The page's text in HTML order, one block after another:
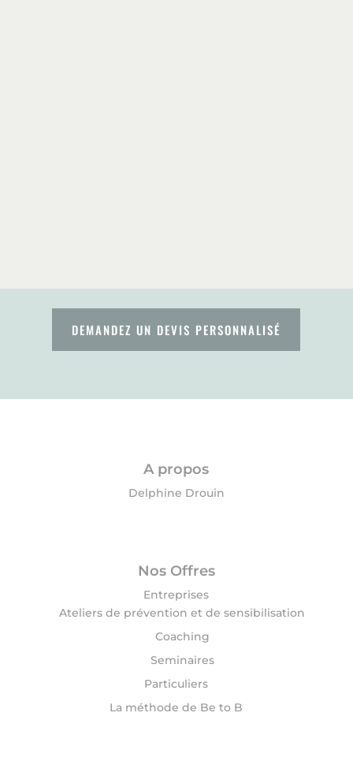
DEMANDEZ UN DEVIS PERSONNALISÉ
A propos
Delphine Drouin
Nos Offres
Entreprises
Ateliers de prévention et de sensibilisation
Coaching
Seminaires
Particuliers
La méthode de Be to B